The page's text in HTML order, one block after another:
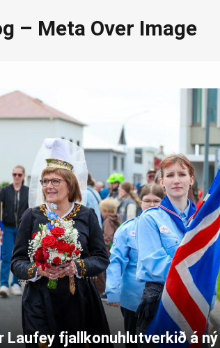
– Meta Over Image
fjallkonuhlutverkið á ný